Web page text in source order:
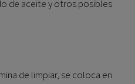
de aceite y otros posibles
de limpiar, se coloca en